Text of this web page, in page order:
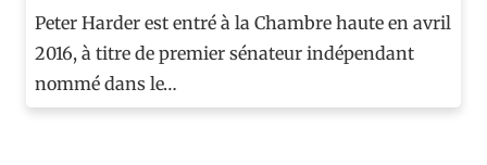
Peter Harder est entré à la Chambre haute en avril
2016, à titre de premier sénateur indépendant
nommé dans le…